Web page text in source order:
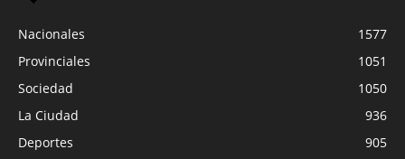
Nacionales
1577
Provinciales
1051
Sociedad
1050
La Ciudad
936
Deportes
905